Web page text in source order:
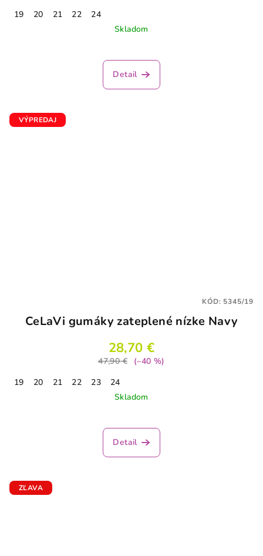
19
20 21 22
24
Skladom
Detail
VÝPREDAJ
CeLaVi gumáky zateplené nízke Navy
28,70 €
47,90 €
(–40 %)
19
20 21 22 23
24
Skladom
Detail
KÓD: 5345/19
ZĽAVA